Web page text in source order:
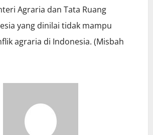
Agraria dan Tata Ruang
yang dinilai tidak mampu
agraria di Indonesia. (Misbah